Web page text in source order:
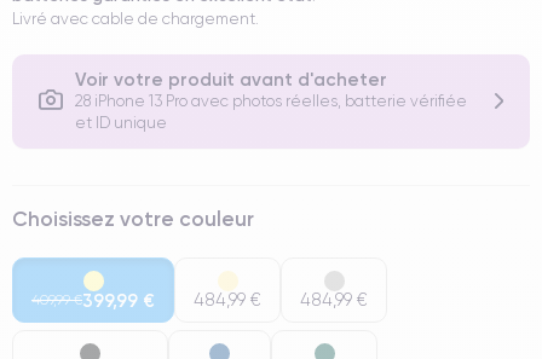
Livré avec cable de chargement.
Voir votre produit avant d'acheter
28 iPhone 13 Pro avec photos réelles, batterie vérifiée
et ID unique
Choisissez votre couleur
409,99 €399,99 € 484,99 € 484,99 €